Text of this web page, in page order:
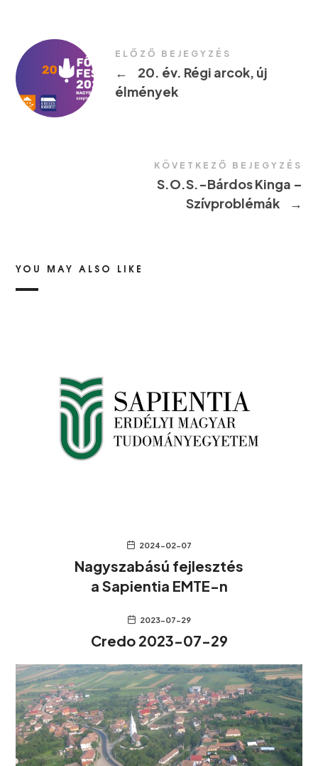
ELŐZŐ BEJEGYZÉS
←
20. év. Régi arcok, új
élmények
KÖVETKEZŐ BEJEGYZÉS
S.O.S.-Bárdos Kinga –
Szívproblémák
→
YOU MAY ALSO LIKE
2024-02-07
Nagyszabású fejlesztés
a Sapientia EMTE-n
2023-07-29
Credo 2023-07-29